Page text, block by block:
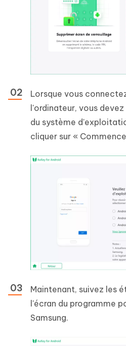
Lorsque vous
l'ordinateur, vous
du système
cliquer sur «
Maintenant, suivez les
l'écran du programme
Samsung.